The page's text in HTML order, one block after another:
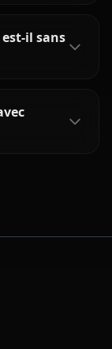
il sans